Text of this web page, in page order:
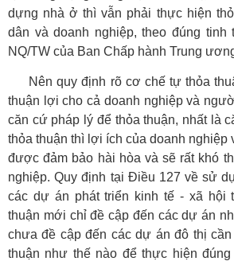
dựng nhà ở thì vẫn phải thực hiện
dân và doanh nghiệp, theo đúng tinh
NQ/TW của Ban Chấp hành Trung
Nên quy định rõ cơ chế tự thỏa
thuận lợi cho cả doanh nghiệp và
căn cứ pháp lý để thỏa thuận, nhất là
thỏa thuận thì lợi ích của doanh nghiệp
được đảm bảo hài hòa và sẽ rất khó
nghiệp. Quy định tại Điều 127 về sử
các dự án phát triển kinh tế - xã hội
thuận mới chỉ đề cập đến các dự án
chưa đề cập đến các dự án đô thị
thuận như thế nào để thực hiện